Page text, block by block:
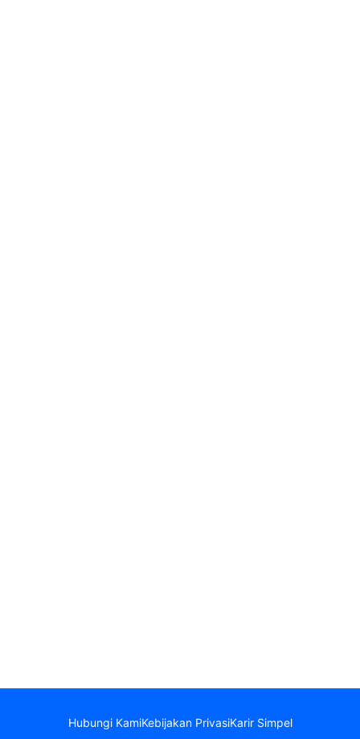
Hubungi KamiKebijakan PrivasiKarir Simpel